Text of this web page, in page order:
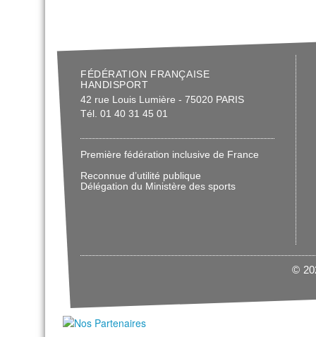
FÉDÉRATION FRANÇAISE
HANDISPORT
42 rue Louis Lumière - 75020 PARIS
Tél. 01 40 31 45 01
Première fédération inclusive de France
Reconnue d’utilité publique
Délégation du Ministère des sports
©